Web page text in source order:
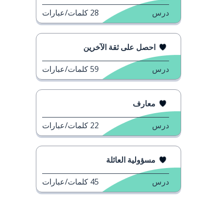
درس 28 كلمات/عبارات
احصل على ثقة الآخرين
درس 59كلمات/عبارات
معارف
درس 22 كلمات/عبارات
مسؤولية العائلة
درس 45 كلمات/عبارات